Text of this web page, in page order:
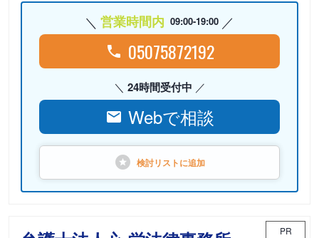
営業時間内 09:00-19:00
05075872192
24時間受付中
Webで相談
検討リストに追加
PR